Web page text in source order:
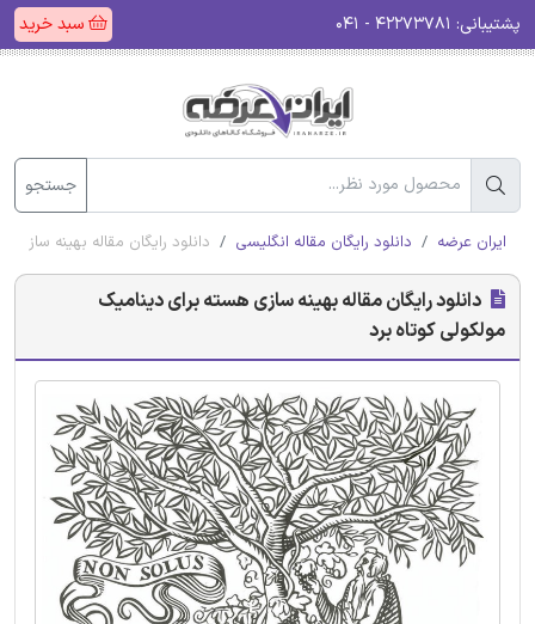
پشتیبانی: سبد خرید
جستجو
ایران عرضه دانلود رایگان مقاله انگلیسی دانلود رایگان مقاله بهینه
دانلود رایگان مقاله بهینه سازی هسته برای دینامیک
مولکولی کوتاه برد